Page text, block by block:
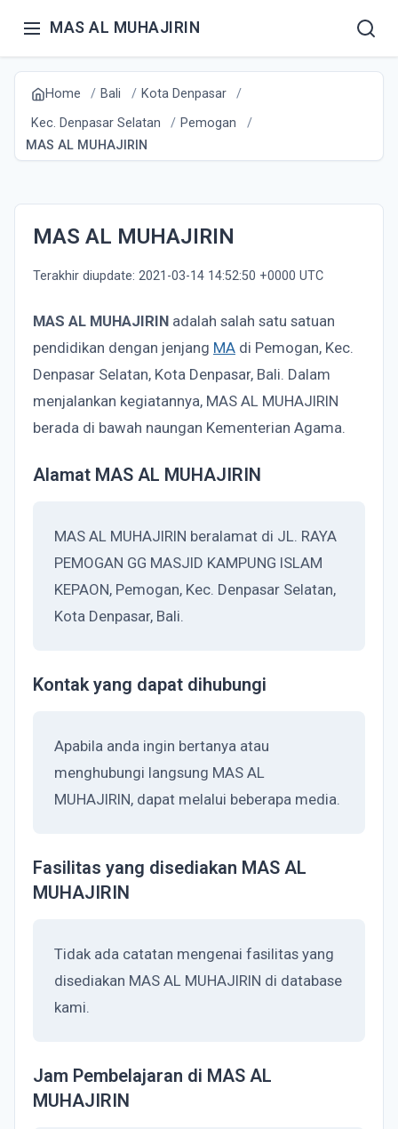
MAS AL MUHAJIRIN
Home Bali
Kota Denpasar
Kec. Denpasar Selatan
Pemogan
MAS AL MUHAJIRIN
MAS AL MUHAJIRIN
Terakhir diupdate: 2021-03-14 14:52:50 +0000 UTC
MAS AL MUHAJIRIN adalah salah satu satuan
pendidikan dengan jenjang MA di Pemogan, Kec.
Denpasar Selatan, Kota Denpasar, Bali. Dalam
menjalankan kegiatannya, MAS AL MUHAJIRIN
berada di bawah naungan Kementerian Agama.
Alamat MAS AL MUHAJIRIN
MAS AL MUHAJIRIN beralamat di JL. RAYA
PEMOGAN GG MASJID KAMPUNG ISLAM
KEPAON, Pemogan, Kec. Denpasar Selatan,
Kota Denpasar, Bali.
Kontak yang dapat dihubungi
Apabila anda ingin bertanya atau
menghubungi langsung MAS AL
MUHAJIRIN, dapat melalui beberapa media.
Fasilitas yang disediakan MAS AL
MUHAJIRIN
Tidak ada catatan mengenai fasilitas yang
disediakan MAS AL MUHAJIRIN di database
kami.
Jam Pembelajaran di MAS AL
MUHAJIRIN